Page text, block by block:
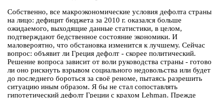
Собственно, все макроэкономические условия дефолта страны
на лицо: дефицит бюджета за 2010 г. оказался больше
ожидаемого, выходящие данные статистики, в целом,
подтверждают бедственное состояние экономики. И
маловероятно, что обстановка изменится к лучшему. Сейчас
вопрос: объявит ли Греция дефолт - скорее политический.
Решение вопроса зависит от воли руководства страны - готово
ли оно рискнуть взрывом социального недовольства или будет
до последнего бороться за своё реноме, пытаясь разрешить
ситуацию иным образом. Я бы не стал сопоставлять
гипотетический дефолт Греции с крахом Lehman. Прежде